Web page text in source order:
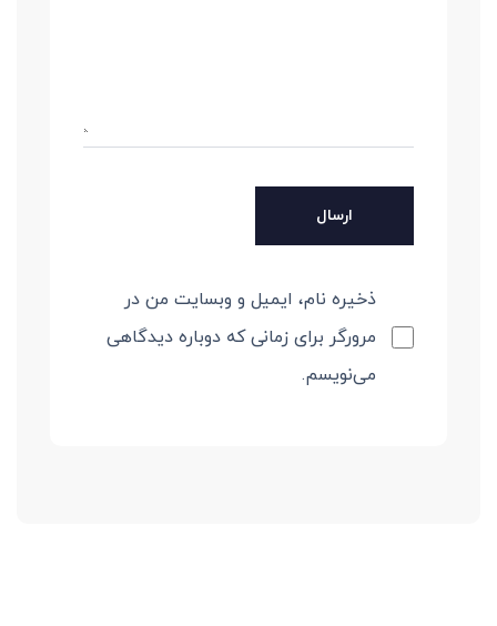
ذخیره نام، ایمیل و وبسایت من در
مرورگر برای زمانی که دوباره دیدگاهی
می‌نویسم.